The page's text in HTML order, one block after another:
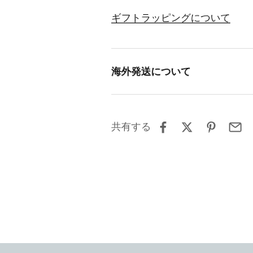
ギフトラッピングについて
海外発送について
共有する